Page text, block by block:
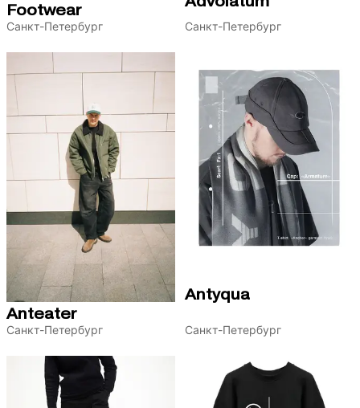
Footwear
Санкт-Петербург Санкт-Петербург
Anteater
Санкт-Петербург
Antyqua
Санкт-Петербург